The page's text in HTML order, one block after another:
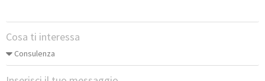
Cosa ti interessa